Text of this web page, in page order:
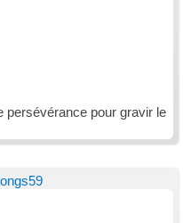
persévérance pour gravir le